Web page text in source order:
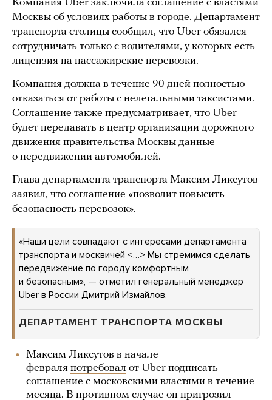
Компания Uber заключила соглашение с властями
Москвы об условиях работы в городе. Департамент
транспорта столицы сообщил, что Uber обязался
сотрудничать только с водителями, у которых есть
лицензия на пассажирские перевозки.
Компания должна в течение 90 дней полностью
отказаться от работы с нелегальными таксистами.
Соглашение также предусматривает, что Uber
будет передавать в центр организации дорожного
движения правительства Москвы данные
о передвижении автомобилей.
Глава департамента транспорта Максим Ликсутов
заявил, что соглашение «позволит повысить
безопасность перевозок».
«Наши цели совпадают с интересами департамента
транспорта и москвичей <…> Мы стремимся сделать
передвижение по городу комфортным
и безопасным», — отметил генеральный менеджер
Uber в России Дмитрий Измайлов.
ДЕПАРТАМЕНТ ТРАНСПОРТА МОСКВЫ
Максим Ликсутов в начале
февраля потребовал от Uber подписать
соглашение с московскими властями в течение
месяца. В противном случае он пригрозил